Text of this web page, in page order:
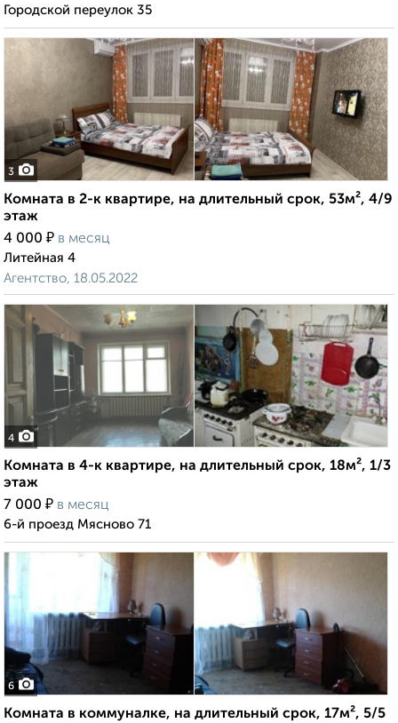
Городской переулок 35
3
Комната в 2-к квартире, на длительный срок, 53м², 4/9
этаж
4 000 ₽ в месяц
Литейная 4
Агентство, 18.05.2022
4
Комната в 4-к квартире, на длительный срок, 18м², 1/3
этаж
7 000 ₽ в месяц
6-й проезд Мясново 71
6
Комната в коммуналке, на длительный срок, 17м², 5/5